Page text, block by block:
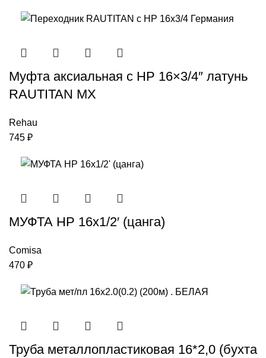
Муфта аксиальная с НР 16×3/4″ латунь
RAUTITAN MX
Rehau
745 ₽
МУФТА НР 16х1/2′ (цанга)
Comisa
470 ₽
Труба металлопластиковая 16*2,0 (бухта